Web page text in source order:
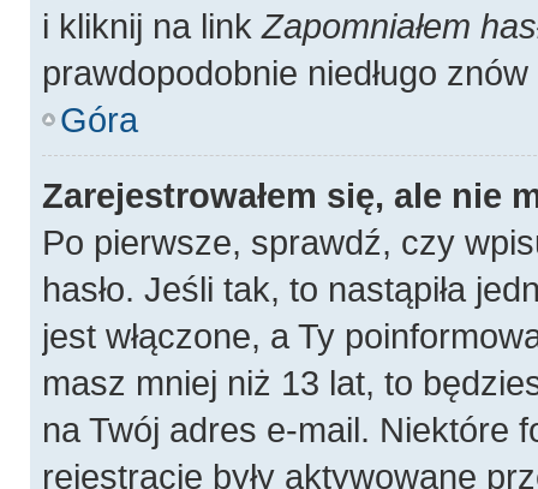
i kliknij na linkZapomniałem
prawdopodobnie niedługo
Góra
Zarejestrowałem się, ale nie
Po pierwsze, sprawdź, czy
hasło. Jeśli tak, to nastąpiła
jest włączone, a Ty
masz mniej niż 13 lat, to
na Twój adres e-mail. Niektóre
rejestracje były aktywowane